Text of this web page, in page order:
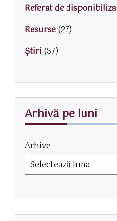
Referat de
Resurse(27)
Știri (37)
Arhivă pe luni
Arhive